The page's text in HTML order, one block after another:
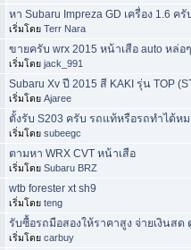
หา Subaru Impreza GD เครื่อง 1.6 ครั
เริ่มโดยTerr Nara
ขายครับ wrx 2015 หน้าเสือ auto หล่อ
เริ่มโดยjack_991
Subaru Xv ปี 2015 สี KAKI รุ่น TOP
เริ่มโดยAjaree
ตั้งรับ S203 ครับ รถแท้หรือรถทำได้ห
เริ่มโดยsubeegc
ตามหา WRX CVT หน้าเสือ
เริ่มโดยSubaru BRZ
wtb forester xt sh9
เริ่มโดยteng
รับซื้อรถมือสองให้ราคาสูง จ่ายเงินส
เริ่มโดยcarbuy